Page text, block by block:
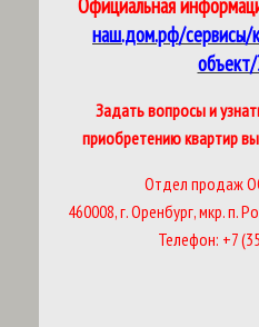
Официальная
наш.дом.рф/сервисы/
Задать вопросы и
приобретению квартир
Отдел продаж
460008, г. Оренбург, мкр. п.
Телефон: +7